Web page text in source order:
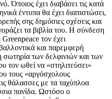
Όποιος έχει διαβάσει τις κατά
έντυπα θα έχει διαπιστώσει,
σης δημόσιες σχέσεις και
τα βιβλία του. Η σύνδεση
τον έχει
και παρεμφερή
των δελφινιών και των
τον ωθεί να «στηλιτεύσει»
τους «αργόσχολους
θάλασσες με τα ταχύπλοα
πανίδα. Ωστόσο ο